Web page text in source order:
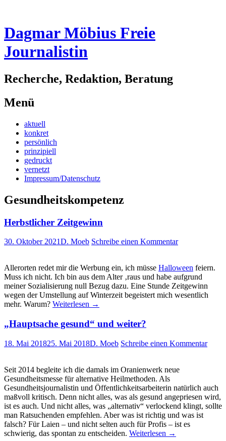
Dagmar Möbius Freie
Journalistin
Recherche, Redaktion, Beratung
Menü
Zum
Inhalt
springen
aktuell
konkret
persönlich
prinzipiell
gedruckt
vernetzt
Impressum/Datenschutz
Gesundheitskompetenz
Herbstlicher Zeitgewinn
30. Oktober 2021D. Moeb Schreibe einen Kommentar
Allerorten redet mir die Werbung ein, ich müsse Halloween feiern.
Muss ich nicht. Ich bin aus dem Alter ‚raus und habe aufgrund
meiner Sozialisierung null Bezug dazu. Eine Stunde Zeitgewinn
wegen der Umstellung auf Winterzeit begeistert mich wesentlich
mehr. Warum? Weiterlesen →
„Hauptsache gesund“ und weiter?
18. Mai 201825. Mai 2018D. Moeb Schreibe einen Kommentar
Seit 2014 begleite ich die damals im Oranienwerk neue
Gesundheitsmesse für alternative Heilmethoden. Als
Gesundheitsjournalistin und Öffentlichkeitsarbeiterin natürlich auch
maßvoll kritisch. Denn nicht alles, was als gesund angepriesen wird,
ist es auch. Und nicht alles, was „alternativ“ verlockend klingt, sollte
man Ratsuchenden empfehlen. Aber was ist richtig und was ist
falsch? Für Laien – und nicht selten auch für Profis – ist es
schwierig, das spontan zu entscheiden. Weiterlesen →